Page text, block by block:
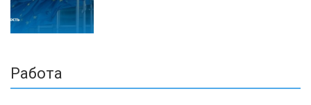
Работа